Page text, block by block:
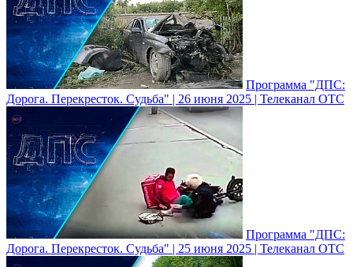
Программа "ДПС:
Дорога. Перекресток. Судьба" | 26 июня 2025 | Телеканал ОТС
Программа "ДПС:
Дорога. Перекресток. Судьба" | 25 июня 2025 | Телеканал ОТС